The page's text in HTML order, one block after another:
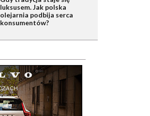
luksusem. Jak polska
olejarnia podbija serca
konsumentów?